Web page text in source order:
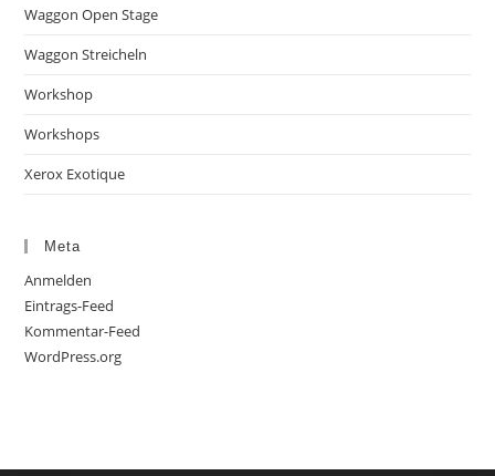
Waggon Open Stage
Waggon Streicheln
Workshop
Workshops
Xerox Exotique
Meta
Anmelden
Eintrags-Feed
Kommentar-Feed
WordPress.org